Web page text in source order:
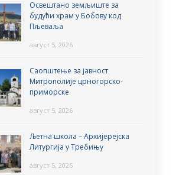
Освештано земљиште за
будући храм у Бобову код
Пљеваља
август 5, 2026
Саопштење за јавност
Митрополије црногорско-
приморске
август 5, 2026
Љетна школа – Архијерејска
Литургија у Требињу
август 5, 2026